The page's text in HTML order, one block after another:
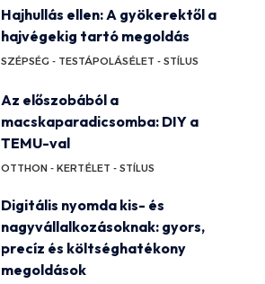
Hajhullás ellen: A gyökerektől a
hajvégekig tartó megoldás
SZÉPSÉG - TESTÁPOLÁSÉLET - STÍLUS
Az előszobából a
macskaparadicsomba: DIY a
TEMU-val
OTTHON - KERTÉLET - STÍLUS
Digitális nyomda kis- és
nagyvállalkozásoknak: gyors,
precíz és költséghatékony
megoldások